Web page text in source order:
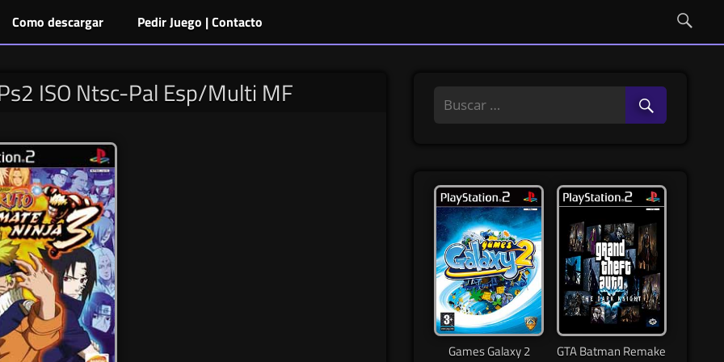
Como descargar Pedir Juego | Contacto
ISO Ntsc-Pal Esp/Multi MF
Games Galaxy 2
GTA Batman Remake